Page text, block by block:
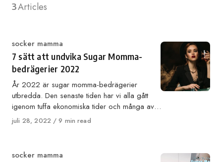
3Articles
Category
socker mamma
7 sätt att undvika Sugar Momma-
bedrägerier 2022
År 2022 är sugar momma-bedrägerier
utbredda. Den senaste tiden har vi alla gått
igenom tuffa ekonomiska tider och många av…
Published
juli 28, 2022 9 min read
Category
socker mamma